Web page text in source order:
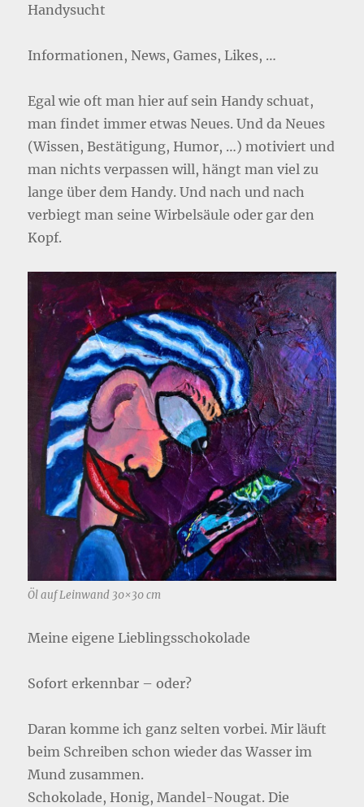
Handysucht
Informationen, News, Games, Likes, …
Egal wie oft man hier auf sein Handy schuat,
man findet immer etwas Neues. Und da Neues
(Wissen, Bestätigung, Humor, …) motiviert und
man nichts verpassen will, hängt man viel zu
lange über dem Handy. Und nach und nach
verbiegt man seine Wirbelsäule oder gar den
Kopf.
Öl auf Leinwand 30×30 cm
Meine eigene Lieblingsschokolade
Sofort erkennbar – oder?
Daran komme ich ganz selten vorbei. Mir läuft
beim Schreiben schon wieder das Wasser im
Mund zusammen.
Schokolade, Honig, Mandel-Nougat. Die